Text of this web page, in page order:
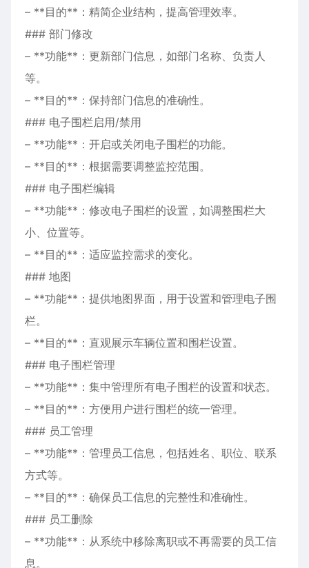
– **目的**：精简企业结构，提高管理效率。
### 部门修改
– **功能**：更新部门信息，如部门名称、负责人
等。
– **目的**：保持部门信息的准确性。
### 电子围栏启用/禁用
– **功能**：开启或关闭电子围栏的功能。
– **目的**：根据需要调整监控范围。
### 电子围栏编辑
– **功能**：修改电子围栏的设置，如调整围栏大
小、位置等。
– **目的**：适应监控需求的变化。
### 地图
– **功能**：提供地图界面，用于设置和管理电子围
栏。
– **目的**：直观展示车辆位置和围栏设置。
### 电子围栏管理
– **功能**：集中管理所有电子围栏的设置和状态。
– **目的**：方便用户进行围栏的统一管理。
### 员工管理
– **功能**：管理员工信息，包括姓名、职位、联系
方式等。
– **目的**：确保员工信息的完整性和准确性。
### 员工删除
– **功能**：从系统中移除离职或不再需要的员工信
息。